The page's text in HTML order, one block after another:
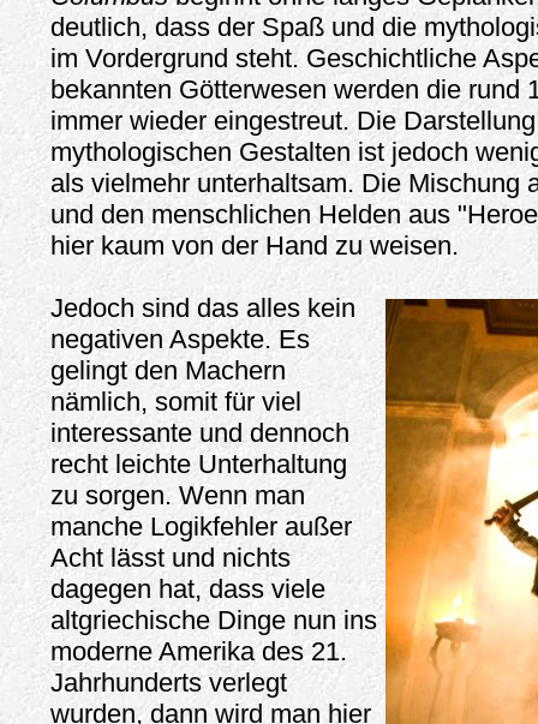
deutlich, dass der Spaß und die
im Vordergrund steht. Geschichtliche
bekannten Götterwesen werden die rund
immer wieder eingestreut. Die
mythologischen Gestalten ist jedoch
als vielmehr unterhaltsam. Die Mischung
und den menschlichen Helden aus
hier kaum von der Hand zu weisen.
Jedoch sind das alles kein
negativen Aspekte. Es
gelingt den Machern
nämlich, somit für viel
interessante und dennoch
recht leichte Unterhaltung
zu sorgen. Wenn man
manche Logikfehler außer
Acht lässt und nichts
dagegen hat, dass viele
altgriechische Dinge nun ins
moderne Amerika des 21.
Jahrhunderts verlegt
wurden, dann wird man hier